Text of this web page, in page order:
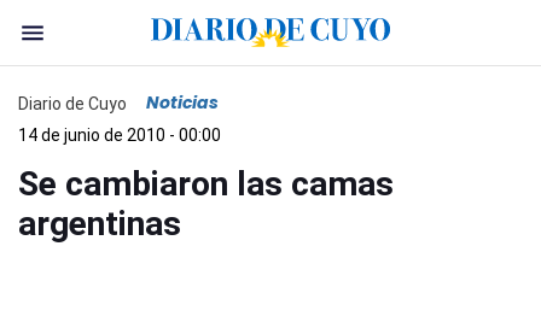
Diario de Cuyo Noticias
14 de junio de 2010 - 00:00
Se cambiaron las camas
argentinas